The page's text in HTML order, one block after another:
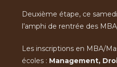
Deuxième étape, ce
l’amphi de rentrée des
Les inscriptions en MBA/
écoles : Management,